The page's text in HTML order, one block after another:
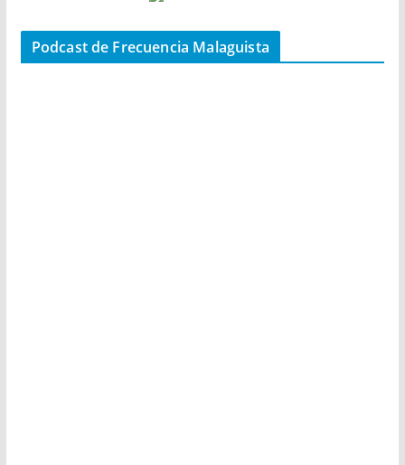
Podcast de Frecuencia Malaguista